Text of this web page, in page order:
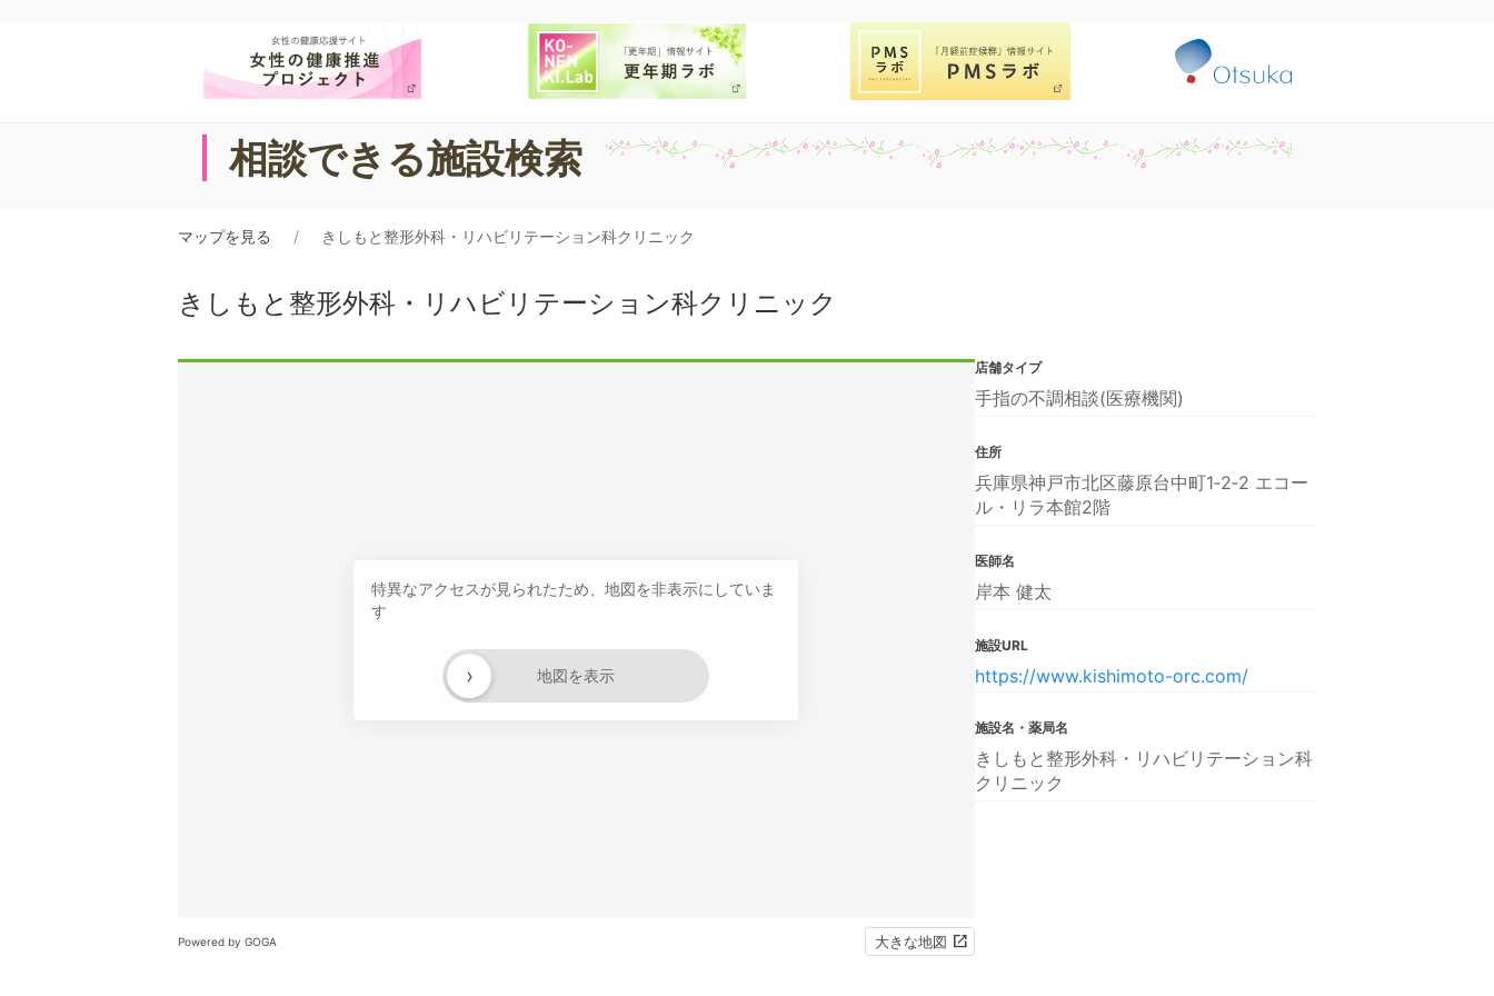
相談できる施設検索
マップを見る きしもと整形外科・リハビリテーション科クリニック
きしもと整形外科・リハビリテーション科クリニック
特異なアクセスが見られたため、地図を非表示にしていま
す
地図を表示
›
Powered by GOGA 大きな地図
店舗タイプ
手指の不調相談(医療機関)
住所
兵庫県神戸市北区藤原台中町1‐2‐2 エコー
ル・リラ本館2階
医師名
岸本 健太
施設URL
https://www.kishimoto-orc.com/
施設名・薬局名
きしもと整形外科・リハビリテーション科
クリニック